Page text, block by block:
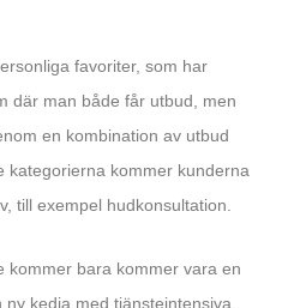
favoriter, som har
där man både får utbud, men
en kombination av utbud
kategorierna kommer kunderna
till exempel hudkonsultation.
kommer bara kommer vara en
kedja med tjänsteintensiva